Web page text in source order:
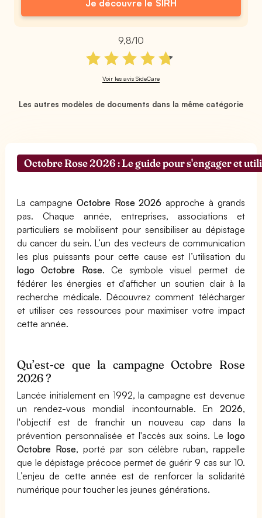
Je découvre le SIRH
9,8/10
Voir les avis SideCare
Les autres modèles de documents dans la même catégorie
Octobre Rose 2026 : Le guide pour s'engager et
La campagne Octobre Rose 2026 approche à grands
pas. Chaque année, entreprises, associations et
particuliers se mobilisent pour sensibiliser au dépistage
du cancer du sein. L’un des vecteurs de communication
les plus puissants pour cette cause est l’utilisation du
logo Octobre Rose. Ce symbole visuel permet de
fédérer les énergies et d'afficher un soutien clair à la
recherche médicale. Découvrez comment télécharger
et utiliser ces ressources pour maximiser votre impact
cette année.
Qu’est-ce que la campagne Octobre Rose
2026 ?
Lancée initialement en 1992, la campagne est devenue
un rendez-vous mondial incontournable. En 2026,
l'objectif est de franchir un nouveau cap dans la
prévention personnalisée et l'accès aux soins. Le logo
Octobre Rose, porté par son célèbre ruban, rappelle
que le dépistage précoce permet de guérir 9 cas sur 10.
L’enjeu de cette année est de renforcer la solidarité
numérique pour toucher les jeunes générations.